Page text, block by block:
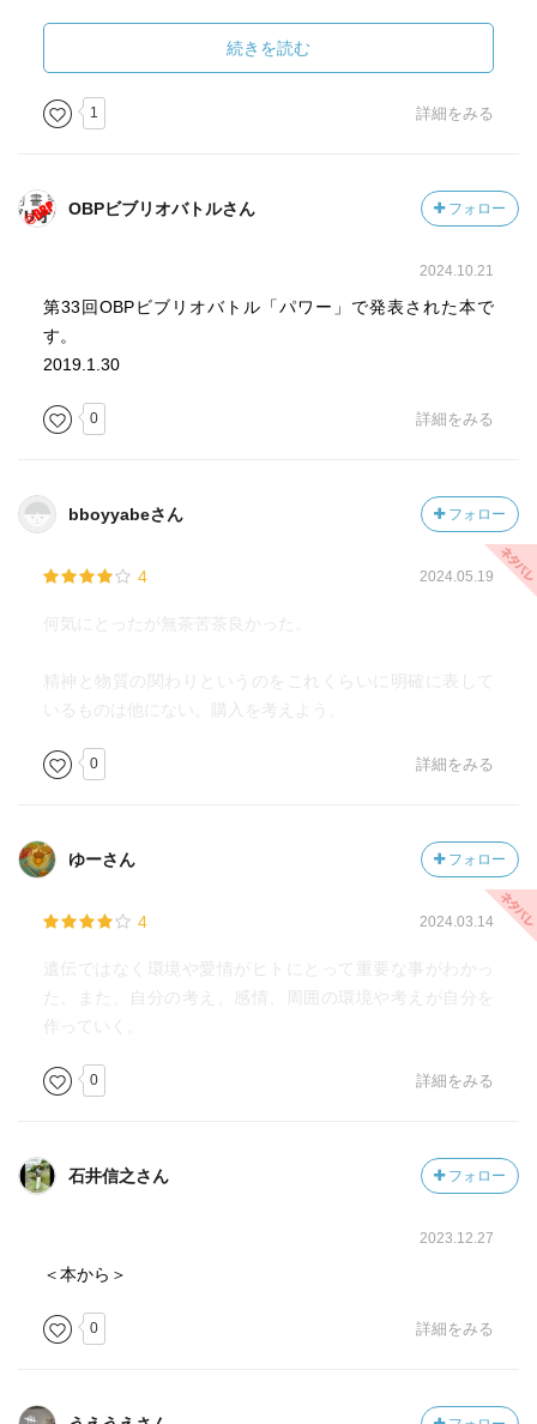
病気の原因は「外傷」「毒」「思考」。
治療薬の最低三分の一がプラシーボ効果を持ち、ネガティ
ブ思考によるノセボ効果によって病気にもなる。
人間の思考の7割は過剰なネガティブ。
が生物に利用されている。遺伝子は読み書き可能なプログ
ラムであり、生命が遺伝形質を進んで定義し直せる。
潜在意識には経験した事全てを記録する驚くほどパワフル
を占める無意識のエリアで一秒間に4,000万以上もの神経の
意識の情報は、顕在意識に伝わるよりも100万倍速い。
潜在意識は顕在意識のような創造力が5歳児程度しかなく、
しかなく、残り95%の意思決定、行動、感情、振る舞いは
モニターされていない潜在意識からのもの。
考える心は認知的な思考、アイデンティティ、自由意志の
潜在意識の中で最も影響力のあるものが生まれてから6歳ま
での経験。その子の可能性を伸ばすだけでなく、自分に限
界をつくったり、自己破壊的になるような認識を持つ原因
親の言葉は、子供に人生初期の経験として刷り込まれる。
小さな子供は粗相をして怒られてもその状況と自分のした
ま自己の存在に向けられたものとして刷り込まれる。
れ、母親からダウンロードされた感情的な情報により生ま
れる頃には既に性格の半分が形成されている。
んどデルタ波とシータ波で占められる、EEG波と呼ばれる
潜在意識のレベルにある。催眠術にかけられたトランス状
態と同じ。
続きを読む
1 詳細をみる
OBPビブリオバトルさん フォロー
2024.10.21
第33回OBPビブリオバトル「パワー」で発表された本で
す。
2019.1.30
0 詳細をみる
bboyyabeさん フォロー
4 2024.05.19
何気にとったが無茶苦茶良かった。
精神と物質の関わりというのをこれくらいに明確に表して
いるものは他にない。購入を考えよう。
0 詳細をみる
ゆーさん フォロー
4 2024.03.14
遺伝ではなく環境や愛情がヒトにとって重要な事がわかっ
た。また、自分の考え、感情、周囲の環境や考えが自分を
作っていく。
0 詳細をみる
石井信之さん フォロー
2023.12.27
＜本から＞
0 詳細をみる